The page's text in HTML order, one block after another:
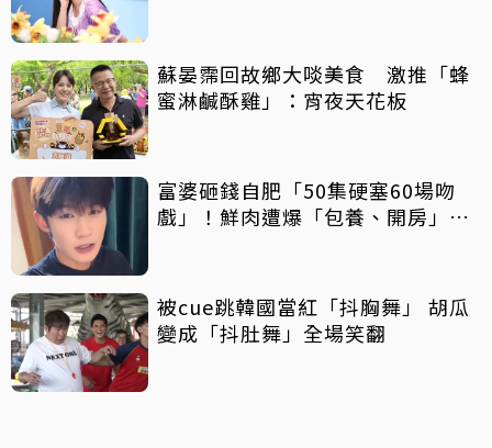
蘇晏霈回故鄉大啖美食 激推「蜂
蜜淋鹹酥雞」：宵夜天花板
富婆砸錢自肥「50集硬塞60場吻
戲」！鮮肉遭爆「包養、開房」全
被cue跳韓國當紅「抖胸舞」 胡瓜
變成「抖肚舞」全場笑翻